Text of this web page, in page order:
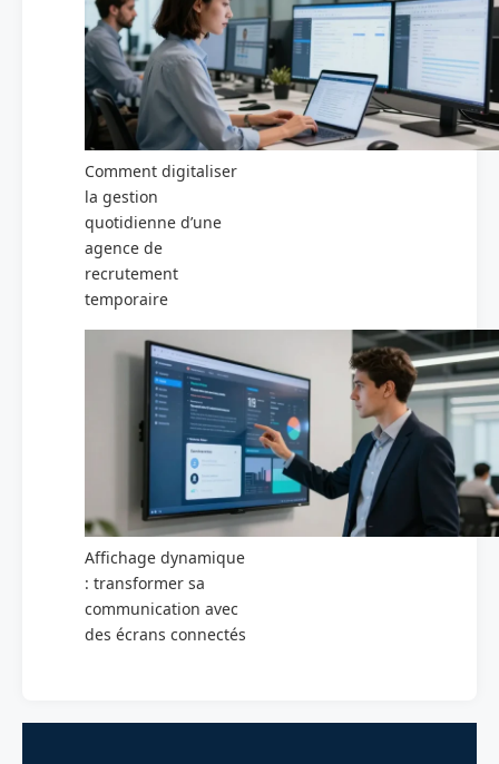
Comment digitaliser
la gestion
quotidienne d’une
agence de
recrutement
temporaire
Affichage dynamique
: transformer sa
communication avec
des écrans connectés